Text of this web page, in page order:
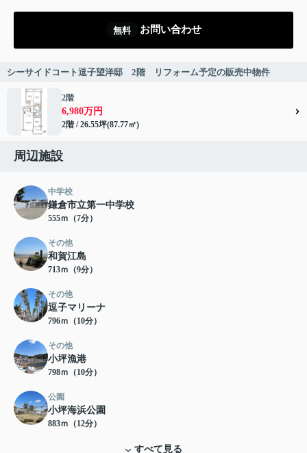
無料 お問い合わせ
シーサイドコート逗子望洋邸 2階 リフォーム予定の販売中物件
2階
6,980万円
2階 / 26.55坪(87.77㎡)
周辺施設
中学校
鎌倉市立第一中学校
555ｍ（7分）
その他
和賀江島
713ｍ（9分）
その他
逗子マリーナ
796ｍ（10分）
その他
小坪漁港
798ｍ（10分）
公園
小坪海浜公園
883ｍ（12分）
すべて見る